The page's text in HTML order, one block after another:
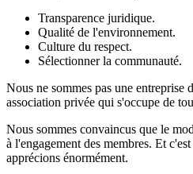
Transparence juridique.
Qualité de l'environnement.
Culture du respect.
Sélectionner la communauté.
Nous ne sommes pas une entreprise
association privée qui s'occupe de
Nous sommes convaincus que le
à l'engagement des membres. Et
apprécions énormément.